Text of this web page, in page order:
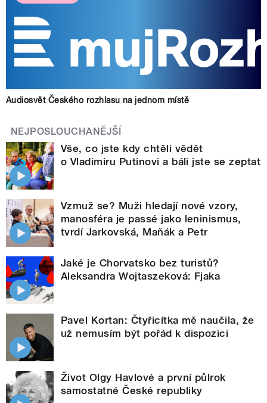
Audiosvět Českého rozhlasu na jednom místě
NEJPOSLOUCHANĚJŠÍ
Vše, co jste kdy chtěli vědět
o Vladimiru Putinovi a báli jste se zeptat
Vzmuž se? Muži hledají nové vzory,
manosféra je passé jako leninismus,
tvrdí Jarkovská, Maňák a Petr
Jaké je Chorvatsko bez turistů?
Aleksandra Wojtaszeková: Fjaka
Pavel Kortan: Čtyřicítka mě naučila, že
už nemusím být pořád k dispozici
Život Olgy Havlové a první půlrok
samostatné České republiky